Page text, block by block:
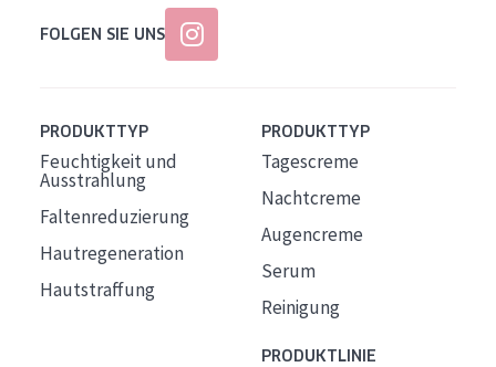
FOLGEN SIE UNS
PRODUKTTYP
Feuchtigkeit und
Ausstrahlung
Faltenreduzierung
Hautregeneration
Hautstraffung
PRODUKTTYP
Tagescreme
Nachtcreme
Augencreme
Serum
Reinigung
PRODUKTLINIE